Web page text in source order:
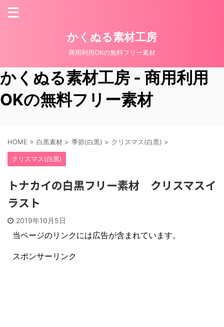
かくぬる素材工房
商用利用OKの無料フリー素材
かくぬる素材工房 - 商用利用
OKの無料フリー素材
HOME > 白黒素材 > 季節(白黒) > クリスマス(白黒) >
クリスマス(白黒)
トナカイの白黒フリー素材 クリスマスイ
ラスト
2019年10月5日
当ページのリンクには広告が含まれています。
スポンサーリンク